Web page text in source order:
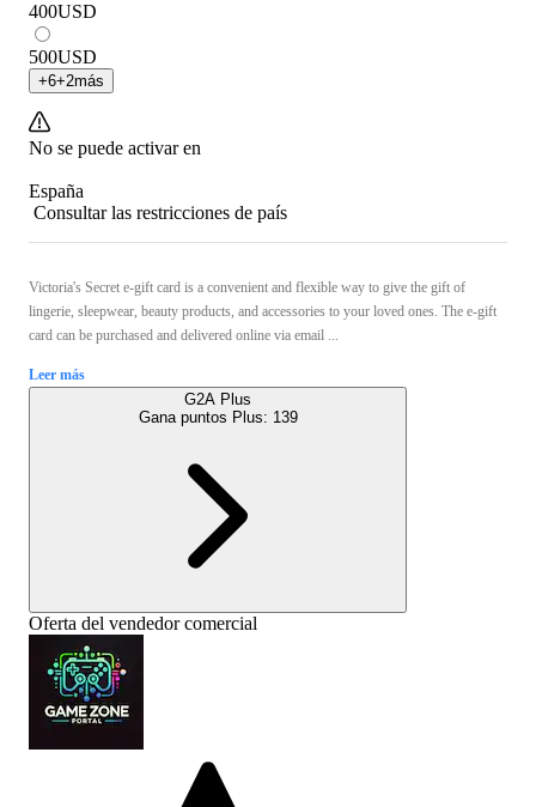
400USD
500USD
+6+2más
No se puede activar en
España
Consultar las restricciones de país
Victoria's Secret e-gift card is a convenient and flexible way to give the gift of
lingerie, sleepwear, beauty products, and accessories to your loved ones. The e-gift
card can be purchased and delivered online via email ...
Leer más
G2A Plus
Gana puntos Plus: 139
Oferta del vendedor comercial